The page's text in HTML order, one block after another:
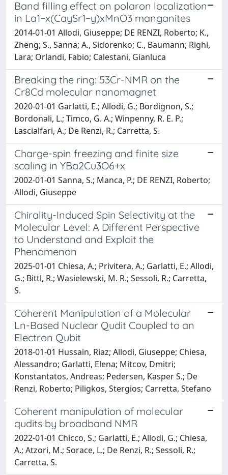
Band filling effect on polaron localization
in La1−x(CaySr1−y)xMnO3 manganites
2014-01-01 Allodi, Giuseppe; DE RENZI, Roberto; K.,
Zheng; S., Sanna; A., Sidorenko; C., Baumann; Righi,
Lara; Orlandi, Fabio; Calestani, Gianluca
Breaking the ring: 53Cr-NMR on the
Cr8Cd molecular nanomagnet
2020-01-01 Garlatti, E.; Allodi, G.; Bordignon, S.;
Bordonali, L.; Timco, G. A.; Winpenny, R. E. P.;
Lascialfari, A.; De Renzi, R.; Carretta, S.
Charge-spin freezing and finite size
scaling in YBa2Cu3O6+x
2002-01-01 Sanna, S.; Manca, P.; DE RENZI, Roberto;
Allodi, Giuseppe
Chirality-Induced Spin Selectivity at the
Molecular Level: A Different Perspective
to Understand and Exploit the
Phenomenon
2025-01-01 Chiesa, A.; Privitera, A.; Garlatti, E.; Allodi,
G.; Bittl, R.; Wasielewski, M. R.; Sessoli, R.; Carretta,
S.
Coherent Manipulation of a Molecular
Ln-Based Nuclear Qudit Coupled to an
Electron Qubit
2018-01-01 Hussain, Riaz; Allodi, Giuseppe; Chiesa,
Alessandro; Garlatti, Elena; Mitcov, Dmitri;
Konstantatos, Andreas; Pedersen, Kasper S.; De
Renzi, Roberto; Piligkos, Stergios; Carretta, Stefano
Coherent manipulation of molecular
qudits by broadband NMR
2022-01-01 Chicco, S.; Garlatti, E.; Allodi, G.; Chiesa,
A.; Atzori, M.; Sorace, L.; De Renzi, R.; Sessoli, R.;
Carretta, S.